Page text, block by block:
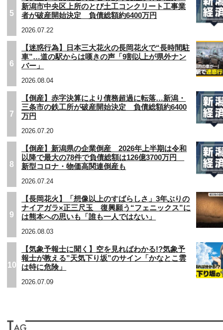
5
新潟市中央区上所のとび土工コンクリート工事業
者が破産開始決定 負債総額約6400万円
2026.07.22
6
【迷惑行為】日本三大花火の長岡花火で“長時間駐
車”…道の駅からは嘆きの声「9割以上が県外ナン
バー」
2026.08.04
7
【倒産】赤字決算により債務超過に転落…新潟・
三条市の鉄工所が破産開始決定 負債総額約6400
万円
2026.07.20
8
【倒産】新潟県の企業倒産 2026年上半期は令和
以降で最大の78件で負債総額は126億3700万円
新型コロナ・物価高関連倒産も
2026.07.24
9
【長岡花火】「想像以上のすばらしさ」3年ぶりの
ナイアガラ×正三尺玉 復興願う“フェニックス”に
は熊本への思いも「誰も一人ではない」
2026.08.03
10
【気象予報士に聞く】空を見ればわかる!?気象予
報士が教える”天気下り坂”のサイン「かなとこ雲
は特に危険」
2026.07.09